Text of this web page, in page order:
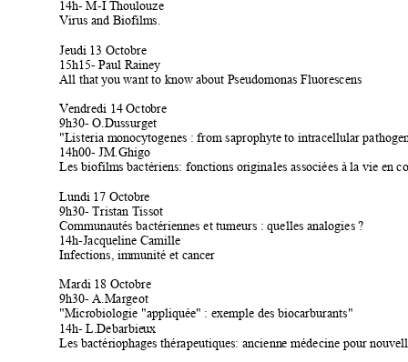
14h- M-I Thoulouze
Virus and Biofilms.
Jeudi 13 Octobre
15h15- Paul Rainey
All that you want to know about Pseudomonas Fluorescens
Vendredi 14 Octobre
9h30- O.Dussurget
"Listeria monocytogenes : from saprophyte to intracellular
14h00- JM.Ghigo
Les biofilms bactériens: fonctions originales associées à la vie en
Lundi 17 Octobre
9h30- Tristan Tissot
Communautés bactériennes et tumeurs : quelles analogies ?
14h-Jacqueline Camille
Infections, immunité et cancer
Mardi 18 Octobre
9h30- A.Margeot
"Microbiologie "appliquée" : exemple des biocarburants"
14h- L.Debarbieux
Les bactériophages thérapeutiques: ancienne médecine pour